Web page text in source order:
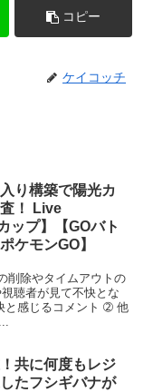
コピー
ケイコッチ
り構築で陽光カ
！ Live
ップ】【GOバト
ケモンGO】
削除やタイムアウトの
聴者が見て不快とな
と感じるコメント ➁ 他
共に何度もレジ
たフシギバナが